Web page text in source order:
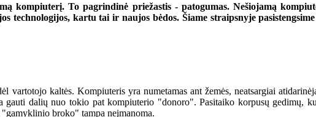
kompiuterį. To pagrindinė priežastis - patogumas. Nešiojamą
technologijos, kartu tai ir naujos bėdos. Šiame straipsnyje
vartotojo kaltės. Kompiuteris yra numetamas ant žemės, neatsargiai
gauti dalių nuo tokio pat kompiuterio "donoro". Pasitaiko korpusų gedimų,
broko" tampa neįmanoma.